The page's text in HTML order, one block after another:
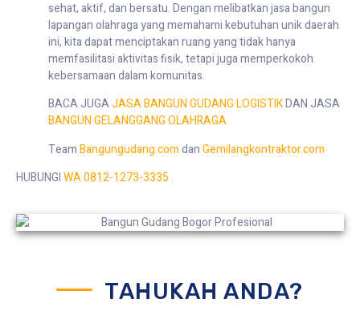
sehat, aktif, dan bersatu. Dengan melibatkan jasa bangun
lapangan olahraga yang memahami kebutuhan unik daerah
ini, kita dapat menciptakan ruang yang tidak hanya
memfasilitasi aktivitas fisik, tetapi juga memperkokoh
kebersamaan dalam komunitas.
BACA JUGAJASA BANGUN GUDANG LOGISTIKDAN JASA
BANGUN GELANGGANG OLAHRAGA
TeamBangungudang.comdanGemilangkontraktor.com
HUBUNGIWA 0812-1273-3335
TAHUKAH ANDA?